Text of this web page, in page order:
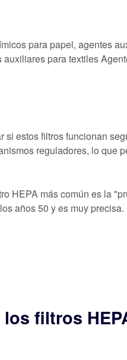
para papel, agentes
para textiles
si estos filtros funcionan
reguladores, lo que
HEPA más común es la
años 50 y es muy
filtros